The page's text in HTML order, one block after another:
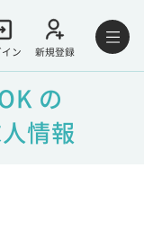
ン 新規登録
の
情報